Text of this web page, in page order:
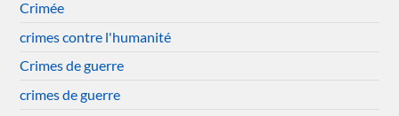
Crimée
crimes contre l'humanité
Crimes de guerre
crimes de guerre